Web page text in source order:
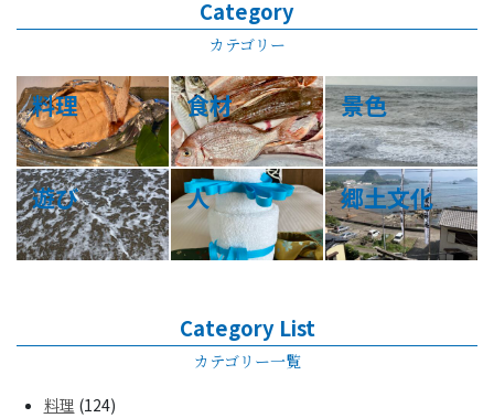
Category
カテゴリー
料理 食材 景色
遊び 人 郷土文化
Category List
カテゴリー一覧
料理 (124)